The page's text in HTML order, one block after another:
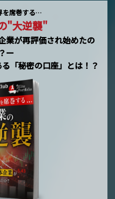
を席巻する…
"大逆襲"
業が再評価され始めたの
ー
「秘密の口座」とは！？